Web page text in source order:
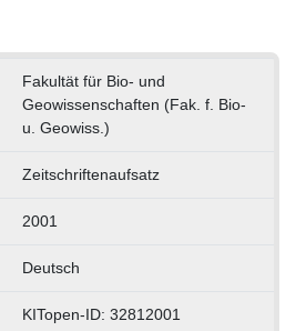
Fakultät für Bio- und
Geowissenschaften (Fak. f. Bio-
u. Geowiss.)
Zeitschriftenaufsatz
2001
Deutsch
KITopen-ID: 32812001